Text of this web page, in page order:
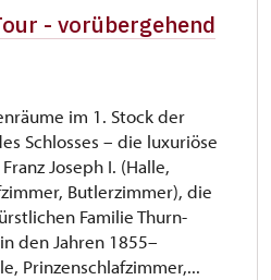
- vorübergehend
im 1. Stock der
Schlosses – die luxuriöse
Joseph I. (Halle,
Butlerzimmer), die
Familie Thurn-
den Jahren 1855–
Prinzenschlafzimmer,...